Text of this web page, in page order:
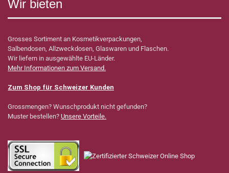
Wir bieten
Grosses Sortiment an Kosmetikverpackungen,
Salbendosen, Allzweckdosen, Glaswaren und Flaschen.
Wir liefern in ausgewählte EU-Länder.
Mehr Informationen zum Versand.
Zum Shop für Schweizer Kunden
Grossmengen? Wunschprodukt nicht gefunden?
Muster bestellen? Unsere Vorteile.